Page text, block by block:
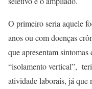
O primeiro seria aquele
anos ou com doenças
que apresentam
“isolamento vertical”,
atividade laborais, já que